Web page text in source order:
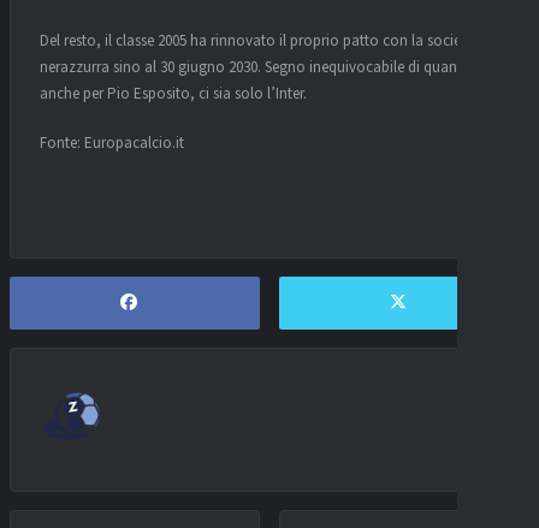
Del resto, il classe 2005 ha rinnovato il proprio patto con la società
nerazzurra sino al 30 giugno 2030. Segno inequivocabile di quanto,
anche per Pio Esposito, ci sia solo l’Inter.
Fonte: Europacalcio.it